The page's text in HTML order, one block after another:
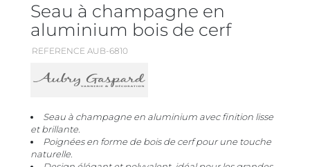
Seau à champagne en
aluminium bois de cerf
REFERENCE AUB-6810
Seau à champagne en aluminium avec finition lisse
et brillante.
Poignées en forme de bois de cerf pour une touche
naturelle.